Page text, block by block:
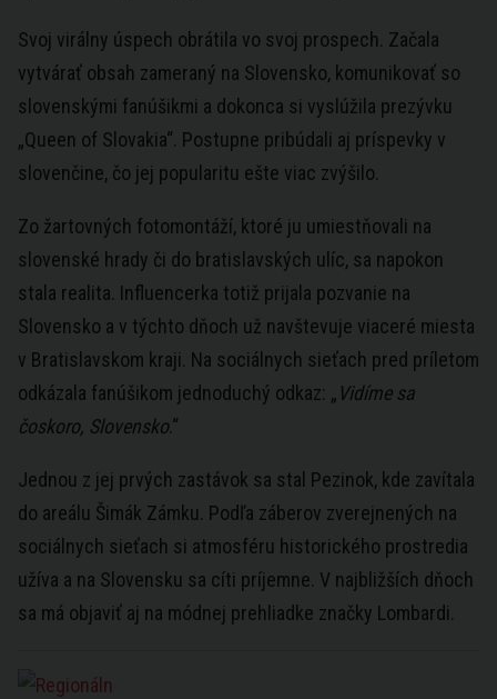
Svoj virálny úspech obrátila vo svoj prospech. Začala
vytvárať obsah zameraný na Slovensko, komunikovať so
slovenskými fanúšikmi a dokonca si vyslúžila prezývku
„Queen of Slovakia“. Postupne pribúdali aj príspevky v
slovenčine, čo jej popularitu ešte viac zvýšilo.
Zo žartovných fotomontáží, ktoré ju umiestňovali na
slovenské hrady či do bratislavských ulíc, sa napokon
stala realita. Influencerka totiž prijala pozvanie na
Slovensko a v týchto dňoch už navštevuje viaceré miesta
v Bratislavskom kraji. Na sociálnych sieťach pred príletom
odkázala fanúšikom jednoduchý odkaz: „ Vidíme sa
čoskoro, Slovensko.“
Jednou z jej prvých zastávok sa stal Pezinok, kde zavítala
do areálu Šimák Zámku. Podľa záberov zverejnených na
sociálnych sieťach si atmosféru historického prostredia
užíva a na Slovensku sa cíti príjemne. V najbližších dňoch
sa má objaviť aj na módnej prehliadke značky Lombardi.